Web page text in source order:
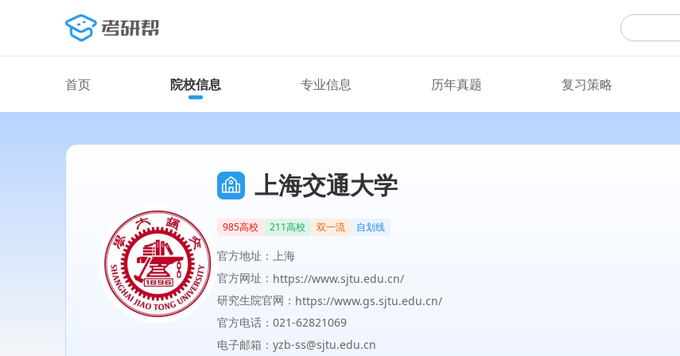
首页 院校信息 专业信息 历年真题 复习策略
上海交通大学
985高校 211高校 双一流 自划线
官方地址：上海
官方网址： https://www.sjtu.edu.cn/
研究生院官网： https://www.gs.sjtu.edu.cn/
官方电话：021-62821069
电子邮箱：yzb-ss@sjtu.edu.cn